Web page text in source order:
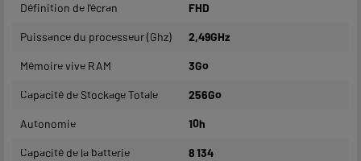
Définition de l'écran FHD
Puissance du processeur (Ghz) 2,49GHz
Mémoire vive RAM 3Go
Capacité de Stockage Totale 256Go
Autonomie 10h
Capacité de la batterie 8 134